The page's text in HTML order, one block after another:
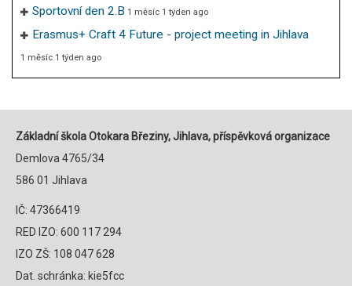
Sportovní den 2.B 1 měsíc 1 týden ago
Erasmus+ Craft 4 Future - project meeting in Jihlava
1 měsíc 1 týden ago
Základní škola Otokara Březiny, Jihlava, příspěvková organizace
Demlova 4765/34
586 01 Jihlava
IČ: 47366419
RED IZO: 600 117 294
IZO ZŠ: 108 047 628
Dat. schránka: kie5fcc